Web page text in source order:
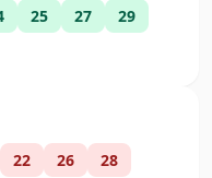
25 27
29
22 26 28